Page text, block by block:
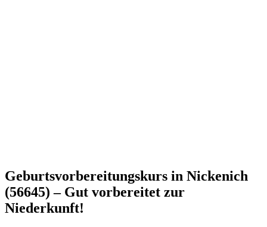
Geburtsvorbereitungskurs in Nickenich
(56645) – Gut vorbereitet zur
Niederkunft!